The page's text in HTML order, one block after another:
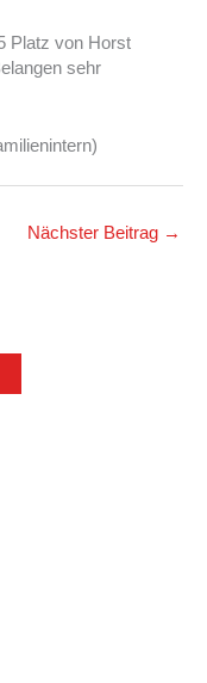
Platz von Horst
sehr
Nächster Beitrag →